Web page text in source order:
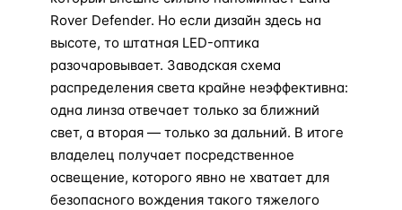
Rover Defender. Но если дизайн здесь на
высоте, то штатная LED-оптика
разочаровывает. Заводская схема
распределения света крайне неэффективна:
одна линза отвечает только за ближний
свет, а вторая — только за дальний. В итоге
владелец получает посредственное
освещение, которого явно не хватает для
безопасного вождения такого тяжелого